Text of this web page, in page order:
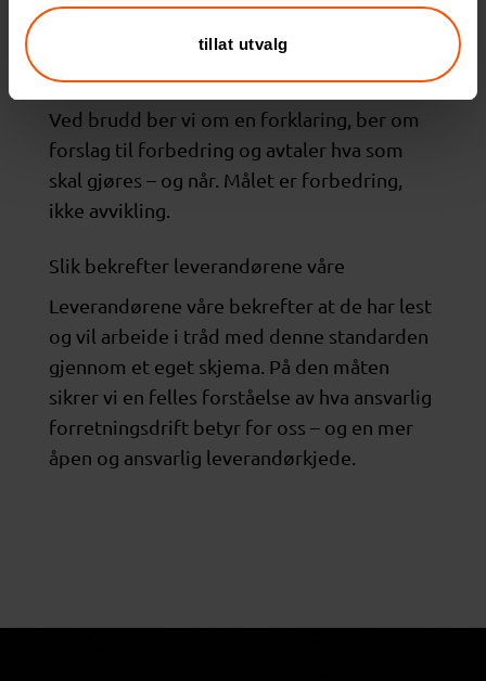
tillat utvalg
retningslinjene, for eksempel sertifikater
Ved brudd ber vi om en forklaring, ber om
forslag til forbedring og avtaler hva som
skal gjøres – og når. Målet er forbedring,
ikke avvikling.
Slik bekrefter leverandørene våre
Leverandørene våre bekrefter at de har lest
og vil arbeide i tråd med denne standarden
gjennom et eget skjema. På den måten
sikrer vi en felles forståelse av hva ansvarlig
forretningsdrift betyr for oss – og en mer
åpen og ansvarlig leverandørkjede.